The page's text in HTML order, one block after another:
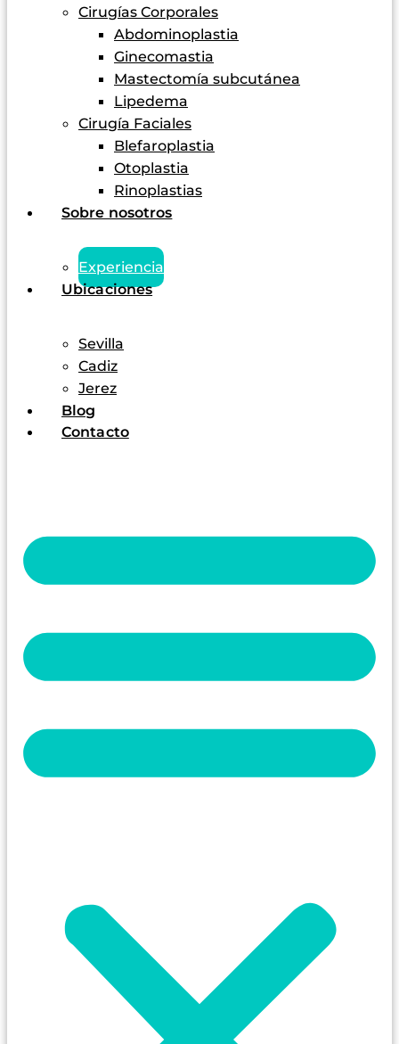
Cirugías Corporales
Abdominoplastia
Ginecomastia
Mastectomía subcutánea
Lipedema
Cirugía Faciales
Blefaroplastia
Otoplastia
Rinoplastias
Sobre nosotros
Experiencia
Ubicaciones
Sevilla
Cadiz
Jerez
Blog
Contacto